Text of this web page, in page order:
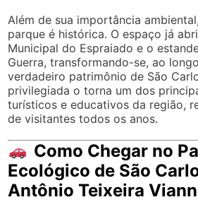
Além de sua importância
parque é histórica. O espaço já
Municipal do Espraiado e o
Guerra, transformando-se, ao
verdadeiro patrimônio de São
privilegiada o torna um dos
turísticos e educativos da região,
de visitantes todos os anos.
Como Chegar no
Ecológico de São
Antônio Teixeira